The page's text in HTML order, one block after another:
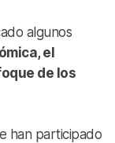
algunos
el
de los
han participado